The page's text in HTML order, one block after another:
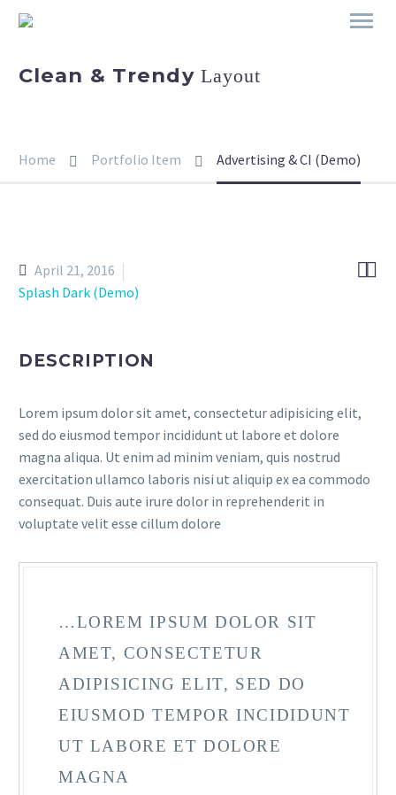
Clean & Trendy Layout
Home Portfolio Item Advertising & CI (Demo)

April 21, 2016
Splash Dark (Demo)
DESCRIPTION
Lorem ipsum dolor sit amet, consectetur adipisicing elit,
sed do eiusmod tempor incididunt ut labore et dolore
magna aliqua. Ut enim ad minim veniam, quis nostrud
exercitation ullamco laboris nisi ut aliquip ex ea commodo
consequat. Duis aute irure dolor in reprehenderit in
voluptate velit esse cillum dolore
…LOREM IPSUM DOLOR SIT
AMET, CONSECTETUR
ADIPISICING ELIT, SED DO
EIUSMOD TEMPOR INCIDIDUNT
UT LABORE ET DOLORE
MAGNA